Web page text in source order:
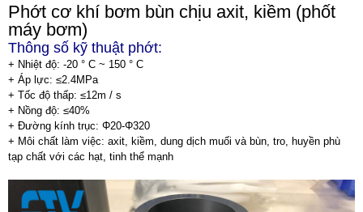
Phớt cơ khí bơm bùn chịu axit, kiềm (phốt
máy bơm)
Thông số kỹ thuật phớt:
+ Nhiệt độ: -20 ° C ~ 150 ° C
+ Áp lực: ≤2.4MPa
+ Tốc độ thấp: ≤12m / s
+ Nồng độ: ≤40%
+ Đường kính trục: Φ20-Φ320
+ Môi chất làm việc: axit, kiềm, dung dịch muối và bùn, tro, huyền phù
tạp chất với các hạt, tinh thể mạnh